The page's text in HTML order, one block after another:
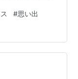
ップに添える
たもの」を使
ンが登場しま
て捨てません。
、大さじはカ
#思い出